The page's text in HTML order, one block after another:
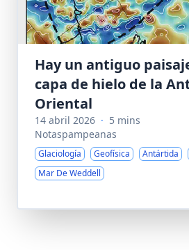
Hay un antiguo
capa de hielo de la
Oriental
14 abril 2026 · 5 mins
Notaspampeanas
Glaciología Geofísica Antártida
Mar De Weddell